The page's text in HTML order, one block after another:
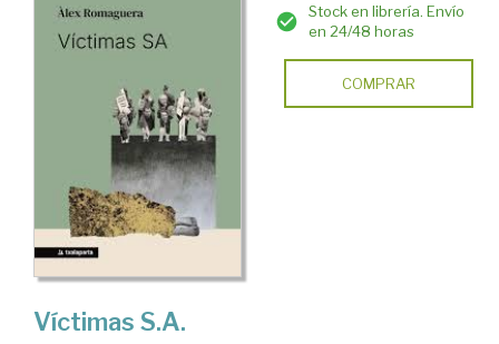
Stock en librería. Envío
en 24/48 horas
COMPRAR
Víctimas S.A.